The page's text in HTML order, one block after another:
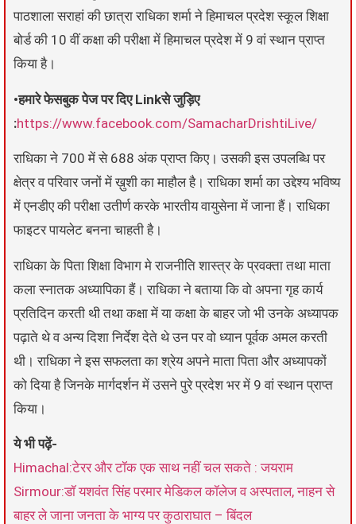
पाठशाला सराहां की छात्रा राधिका शर्मा ने हिमाचल प्रदेश स्कूल शिक्षा
बोर्ड की 10 वीं कक्षा की परीक्षा में हिमाचल प्रदेश में 9 वां स्थान प्राप्त
किया है।
•हमारे फेसबुक पेज पर दिए Linkसे जुड़िए
:https://www.facebook.com/SamacharDrishtiLive/
राधिका ने 700 में से 688 अंक प्राप्त किए। उसकी इस उपलब्धि पर
क्षेत्र व परिवार जनों में ख़ुशी का माहौल है। राधिका शर्मा का उद्देश्य भविष्य
में एनडीए की परीक्षा उतीर्ण करके भारतीय वायुसेना में जाना हैं। राधिका
फाइटर पायलेट बनना चाहती है।
राधिका के पिता शिक्षा विभाग मे राजनीति शास्त्र के प्रवक्ता तथा माता
कला स्नातक अध्यापिका हैं। राधिका ने बताया कि वो अपना गृह कार्य
प्रतिदिन करती थी तथा कक्षा में या कक्षा के बाहर जो भी उनके अध्यापक
पढ़ाते थे व अन्य दिशा निर्देश देते थे उन पर वो ध्यान पूर्वक अमल करती
थी। राधिका ने इस सफलता का श्रेय अपने माता पिता और अध्यापकों
को दिया है जिनके मार्गदर्शन में उसने पुरे प्रदेश भर में 9 वां स्थान प्राप्त
किया।
ये भी पढ़ें-
Himachal:टेरर और टॉक एक साथ नहीं चल सकते : जयराम
Sirmour:डॉ यशवंत सिंह परमार मेडिकल कॉलेज व अस्पताल, नाहन से
बाहर ले जाना जनता के भाग्य पर कुठाराघात – बिंदल